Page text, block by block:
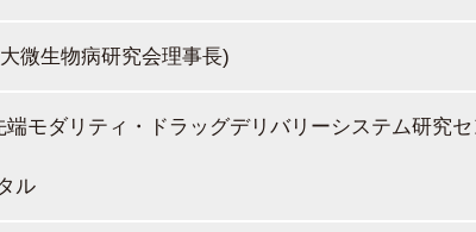
微生物病研究会理事長)
モダリティ・ドラッグデリバリーシステム研究
ル